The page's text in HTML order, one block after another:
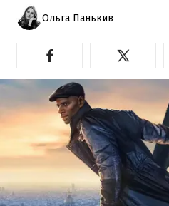
Ольга Панькив